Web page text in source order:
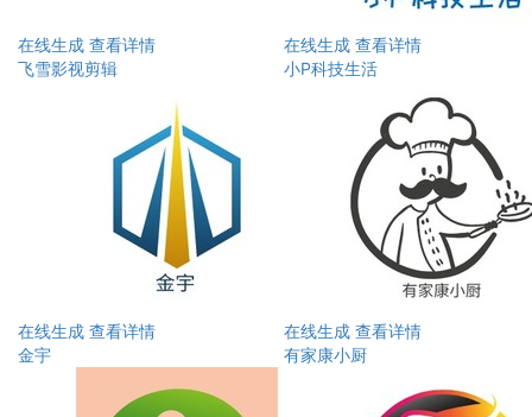
在线生成 查看详情
飞雪影视剪辑
在线生成 查看详情
小P科技生活
在线生成 查看详情
金宇
在线生成 查看详情
有家康小厨